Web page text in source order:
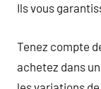
Ils vous
Tenez compte
achetez dans